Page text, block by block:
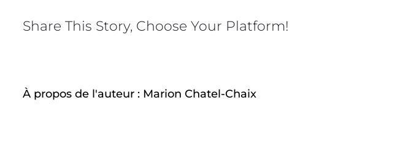
Share This Story, Choose Your Platform!
À propos de l'auteur : Marion Chatel-Chaix